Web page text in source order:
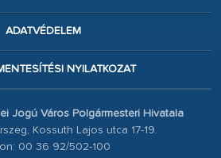
ADATVÉDELEM
NYILATKOZAT
Jogú Város Polgármesteri Hivatala
Kossuth Lajos utca 17-19.
00 36 92/502-100